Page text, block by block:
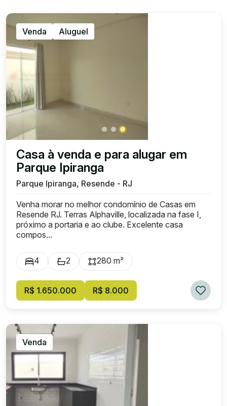
Venda Aluguel
Casa à venda e para alugar em
Parque Ipiranga
Parque Ipiranga, Resende - RJ
Venha morar no melhor condomínio de Casas em
Resende RJ. Terras Alphaville, localizada na fase I,
próximo a portaria e ao clube. Excelente casa
compos...
4 2 280 m²
R$ 1.650.000 R$ 8.000
Venda